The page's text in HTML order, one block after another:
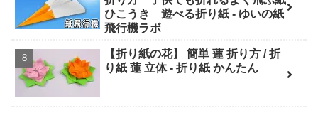
ひこうき 遊べる折り紙 - ゆいの紙
飛行機ラボ
【折り紙の花】 簡単 蓮 折り方 / 折
り紙 蓮 立体 - 折り紙 かんたん